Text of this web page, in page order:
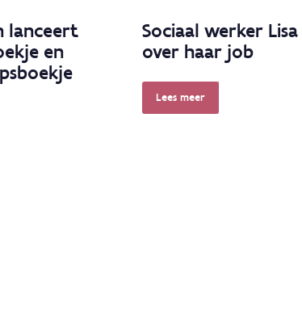
lanceert
en
Sociaal werker
over haar job
Lees meer